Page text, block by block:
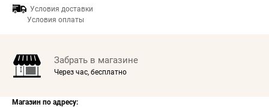
Условия доставки
Условия оплаты
Забрать в магазине
Через час, бесплатно
Магазин по адресу: